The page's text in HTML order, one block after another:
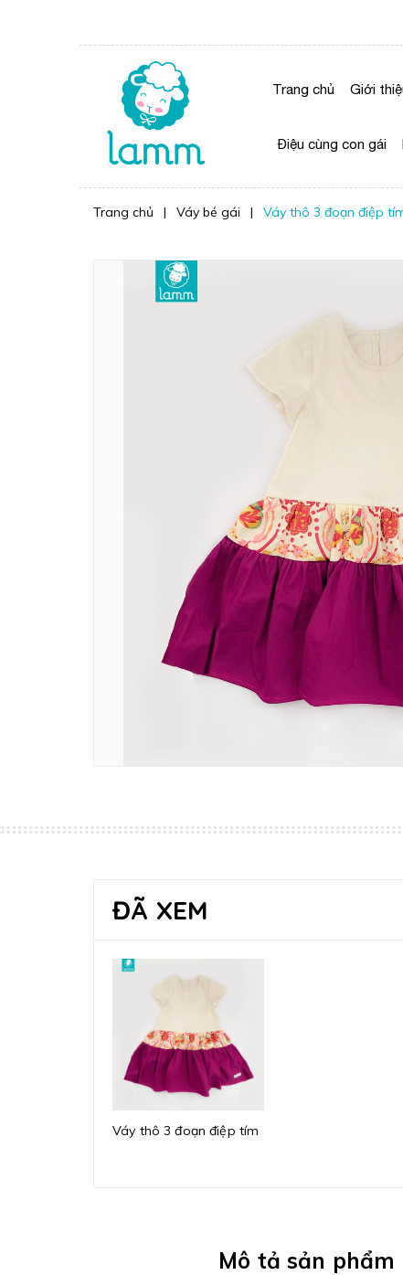
Trang chủ Giới
Điệu cùng con gái
Trang chủ | Váy bé gái | Váy thô 3 đoạn điệp
ĐÃ XEM
Váy thô 3 đoạn điệp tím
Mô tả sản phẩm